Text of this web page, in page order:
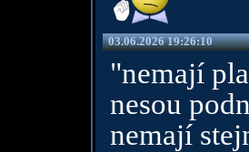
03.06.2026 19:26:10
"nemají
nesou
nemají